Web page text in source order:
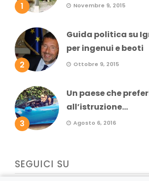
1 Novembre 9, 2015
2
Guida politica su
per ingenui e beoti
Ottobre 9, 2015
3
Un paese che
all’istruzione...
Agosto 6, 2016
SEGUICI SU